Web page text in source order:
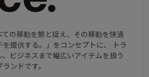
の移動を旅と捉え、その移動を快適
を提供する。」をコンセプトに、 トラ
ビジネスまで幅広いアイテムを扱う
ンドです。